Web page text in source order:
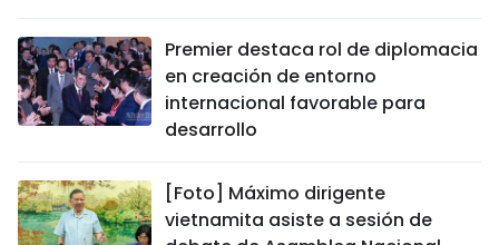
Premier destaca rol de diplomacia
en creación de entorno
internacional favorable para
desarrollo
[Foto] Máximo dirigente
vietnamita asiste a sesión de